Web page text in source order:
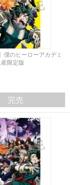
僕のヒーローアカデミ
限定版
完売